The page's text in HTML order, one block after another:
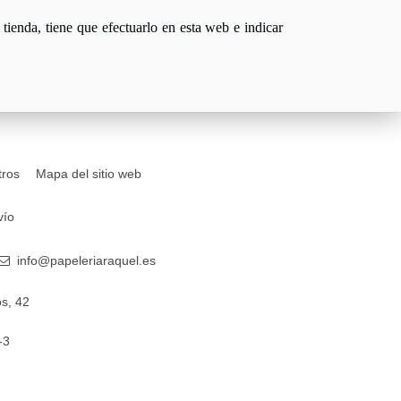
tiene que efectuarlo en esta web e indicar
Mapa del sitio web
info@papeleriaraquel.es
42